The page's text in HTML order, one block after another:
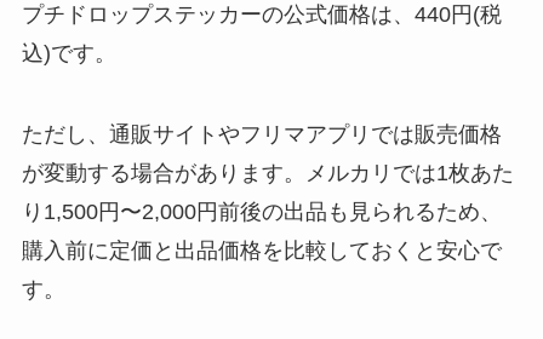
プチドロップステッカーの公式価格は、440円(税
込)です。
ただし、通販サイトやフリマアプリでは販売価格
が変動する場合があります。メルカリでは1枚あた
り1,500円〜2,000円前後の出品も見られるため、
購入前に定価と出品価格を比較しておくと安心で
す。